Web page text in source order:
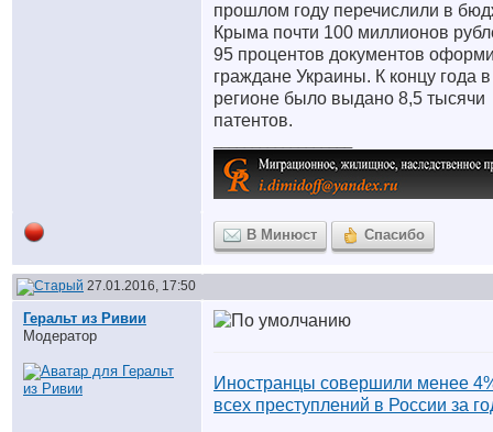
прошлом году перечислили в
Крыма почти 100 миллионов
95 процентов документов
граждане Украины. К концу года в
регионе было выдано 8,5 тысячи
патентов.
В Минюст Спасибо
27.01.2016, 17:50
Геральт из Ривии
Модератор
Иностранцы совершили менее
всех преступлений в России за